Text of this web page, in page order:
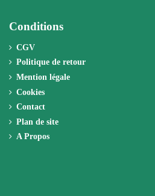
Conditions
CGV
Politique de retour
Mention légale
Cookies
Contact
Plan de site
A Propos